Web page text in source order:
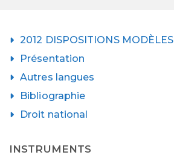
2012 DISPOSITIONS MODÈLES
Présentation
Autres langues
Bibliographie
Droit national
INSTRUMENTS